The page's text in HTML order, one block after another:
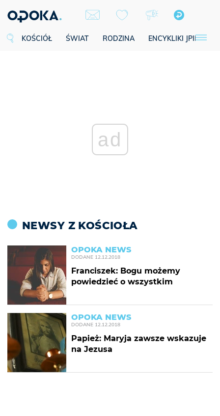
KOŚCIÓŁ ŚWIAT RODZINA ENCYKLIKI JPII
ad
NEWSY Z KOŚCIOŁA
OPOKA NEWS
DODANE 12.12.2018
Franciszek: Bogu możemy
powiedzieć o wszystkim
OPOKA NEWS
DODANE 12.12.2018
Papież: Maryja zawsze wskazuje
na Jezusa